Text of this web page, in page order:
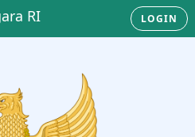
RI LOGIN